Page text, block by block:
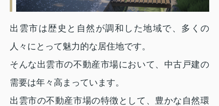
出雲市は歴史と自然が調和した地域で、多くの
人々にとって魅力的な居住地です。
そんな出雲市の不動産市場において、中古戸建の
需要は年々高まっています。
出雲市の不動産市場の特徴として、豊かな自然環